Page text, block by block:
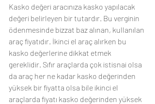
Kasko değeri aracınıza kasko yapılacak
değeri belirleyen bir tutardır. Bu verginin
ödenmesinde bizzat baz alınan, kullanılan
araç fiyatıdır. İkinci el araç alırken bu
kasko değerlerine dikkat etmek
gereklidir. Sıfır araçlarda çok istisnai olsa
da araç her ne kadar kasko değerinden
yüksek bir fiyatta olsa bile ikinci el
araçlarda fiyatı kasko değerinden yüksek